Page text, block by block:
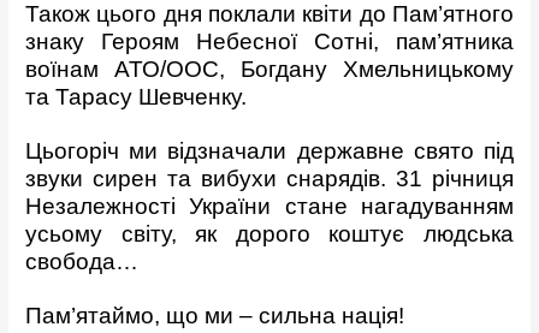
Також цього дня поклали квіти до Пам’ятного
знаку Героям Небесної Сотні, пам’ятника
воїнам АТО/ООС, Богдану Хмельницькому
та Тарасу Шевченку.
Цьогоріч ми відзначали державне свято під
звуки сирен та вибухи снарядів. 31 річниця
Незалежності України стане нагадуванням
усьому світу, як дорого коштує людська
свобода…
Пам’ятаймо, що ми – сильна нація!